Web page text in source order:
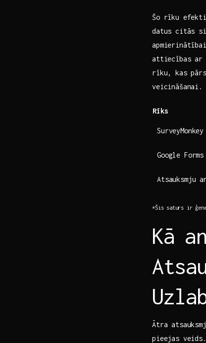
Šo rīku
datus citās⁣
attiecības ⁤ar
rīku, kas⁤
Rīks
SurveyMonkey
Google Forms
Atsauksmju
*Šis⁤ saturs⁢ ir
Kā
Ātra
pieejas